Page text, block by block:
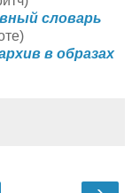
словарь
в образах